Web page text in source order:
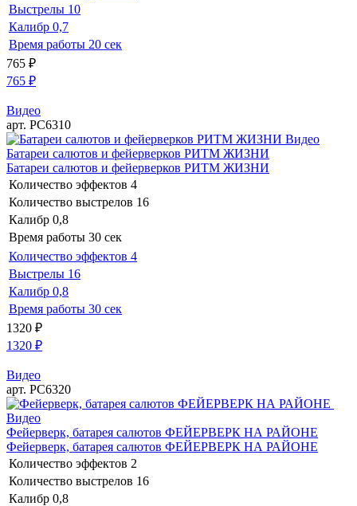
Выстрелы 10
Калибр 0,7
Время работы 20 сек
765 ₽
765 ₽
Видео
арт. РС6310
Видео
Батареи салютов и фейерверков РИТМ ЖИЗНИ
Батареи салютов и фейерверков РИТМ ЖИЗНИ
Количество эффектов 4
Количество выстрелов 16
Калибр 0,8
Время работы 30 сек
Количество эффектов 4
Выстрелы 16
Калибр 0,8
Время работы 30 сек
1320 ₽
1320 ₽
Видео
арт. РС6320
Видео
Фейерверк, батарея салютов ФЕЙЕРВЕРК НА РАЙОНЕ
Фейерверк, батарея салютов ФЕЙЕРВЕРК НА РАЙОНЕ
Количество эффектов 2
Количество выстрелов 16
Калибр 0,8